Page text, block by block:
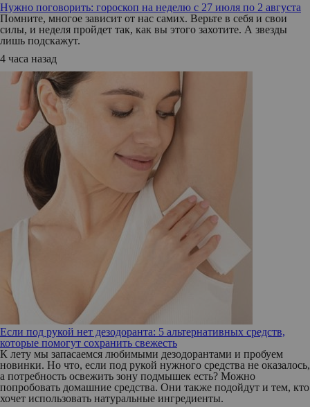
Нужно поговорить: гороскоп на неделю с 27 июля по 2 августа
Помните, многое зависит от нас самих. Верьте в себя и свои
силы, и неделя пройдет так, как вы этого захотите. А звезды
лишь подскажут.
4 часа назад
Если под рукой нет дезодоранта: 5 альтернативных средств,
которые помогут сохранить свежесть
К лету мы запасаемся любимыми дезодорантами и пробуем
новинки. Но что, если под рукой нужного средства не оказалось,
а потребность освежить зону подмышек есть? Можно
попробовать домашние средства. Они также подойдут и тем, кто
хочет использовать натуральные ингредиенты.